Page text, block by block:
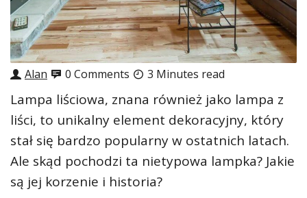
Alan 0 Comments 3 Minutes read
Lampa liściowa, znana również jako lampa z
liści, to unikalny element dekoracyjny, który
stał się bardzo popularny w ostatnich latach.
Ale skąd pochodzi ta nietypowa lampka? Jakie
są jej korzenie i historia?